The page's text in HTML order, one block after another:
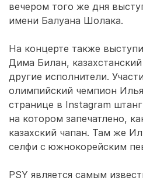
вечером того же дня
имени Балуана Шолака.
На концерте также
Дима Билан,
другие исполнители.
олимпийский чемпион
странице в Instagram
на котором запечатлено,
казахский чапан. Там же
селфи с южнокорейским
PSY является самым